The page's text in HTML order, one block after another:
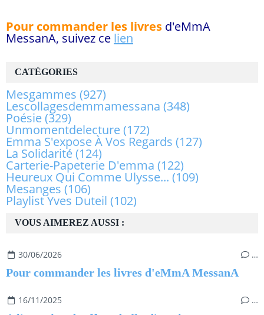
VOUS AIMEREZ AUSSI :
30/06/2026 …
Pour commander les livres d'eMmA MessanA
16/11/2025 …
CATÉGORIES
Mesgammes (927)
Lescollagesdemmamessana (348)
Poésie(329)
Unmomentdelecture(172)
Emma S'expose À Vos Regards (127)
La Solidarité(124)
Carterie-Papeterie D'emma (122)
Heureux Qui Comme Ulysse... (109)
Mesanges (106)
Playlist Yves Duteil (102)
Pour commander les livres d'eMmA
MessanA, suivez ce lien